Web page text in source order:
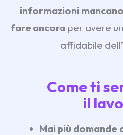
informazioni mancano
fare ancora per avere
affidabile
Come ti
il
Mai più domande